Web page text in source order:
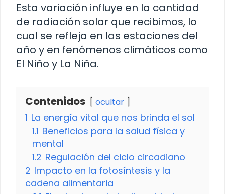
Esta variación influye en la cantidad
de radiación solar que recibimos, lo
cual se refleja en las estaciones del
año y en fenómenos climáticos como
El Niño y La Niña.
Contenidos ocultar
1 La energía vital que nos brinda el sol
1.1 Beneficios para la salud física y
mental
1.2 Regulación del ciclo circadiano
2 Impacto en la fotosíntesis y la
cadena alimentaria